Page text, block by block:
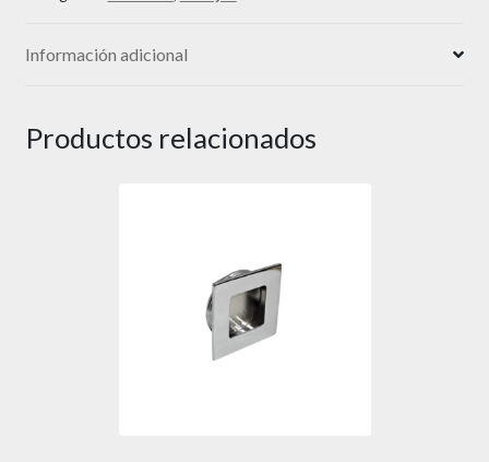
Información adicional
Productos relacionados